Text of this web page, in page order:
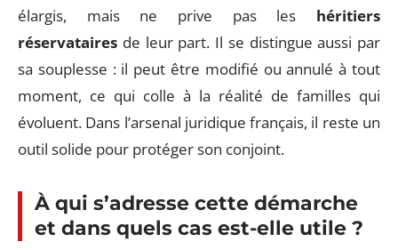
élargis, mais ne prive pas les héritiers
réservataires de leur part. Il se distingue aussi par
sa souplesse : il peut être modifié ou annulé à tout
moment, ce qui colle à la réalité de familles qui
évoluent. Dans l’arsenal juridique français, il reste un
outil solide pour protéger son conjoint.
À qui s’adresse cette démarche
et dans quels cas est-elle utile ?